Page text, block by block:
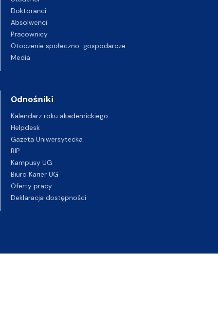
Doktoranci
Absolwenci
Pracownicy
Otoczenie społeczno-gospodarcze
Media
Odnośniki
Kalendarz roku akademickiego
Helpdesk
Gazeta Uniwersytecka
BIP
Kampusy UG
Biuro Karier UG
Oferty pracy
Deklaracja dostępności